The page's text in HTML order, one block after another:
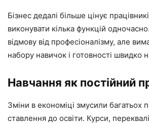
Бізнес дедалі більше цінує
виконувати кілька функцій
відмову від професіоналізму, але
набору навичок і готовності швидко
Навчання як постійний
Зміни в економіці змусили багатьох
ставлення до освіти. Курси,